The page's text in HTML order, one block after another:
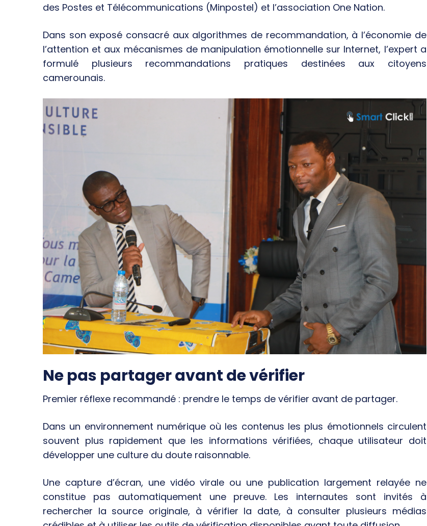
des Postes et Télécommunications (Minpostel) et l’association One Nation.
Dans son exposé consacré aux algorithmes de recommandation, à l’économie de
l’attention et aux mécanismes de manipulation émotionnelle sur Internet, l’expert a
formulé plusieurs recommandations pratiques destinées aux citoyens
camerounais.
Ne pas partager avant de vérifier
Premier réflexe recommandé : prendre le temps de vérifier avant de partager.
Dans un environnement numérique où les contenus les plus émotionnels circulent
souvent plus rapidement que les informations vérifiées, chaque utilisateur doit
développer une culture du doute raisonnable.
Une capture d’écran, une vidéo virale ou une publication largement relayée ne
constitue pas automatiquement une preuve. Les internautes sont invités à
rechercher la source originale, à vérifier la date, à consulter plusieurs médias